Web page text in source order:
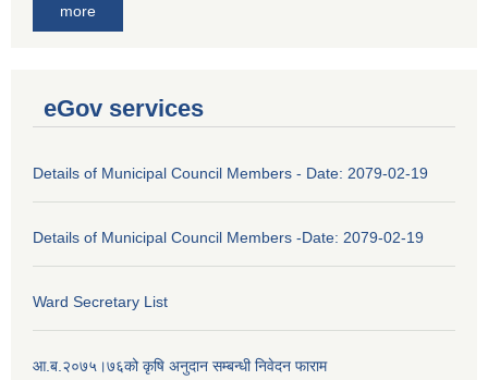
more
eGov services
Details of Municipal Council Members - Date: 2079-02-19
Details of Municipal Council Members -Date: 2079-02-19
Ward Secretary List
आ.ब.२०७५।७६को कृषि अनुदान सम्बन्धी निवेदन फाराम